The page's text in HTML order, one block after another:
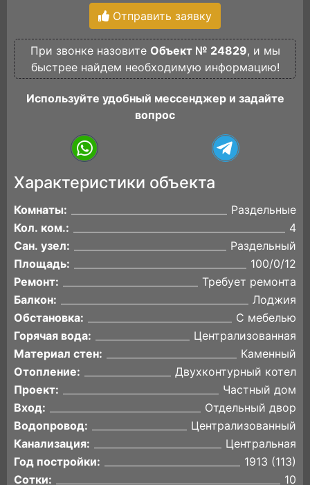
Отправить заявку
При звонке назовите Объект № 24829, и мы
быстрее найдем необходимую информацию!
Используйте удобный мессенджер и задайте
вопрос
Характеристики объекта
Комнаты:
Раздельные
Кол. ком.:
4
Сан. узел:
Раздельный
Площадь:
100/0/12
Ремонт:
Требует ремонта
Балкон:
Лоджия
Обстановка:
С мебелью
Горячая вода:
Централизованная
Материал стен:
Каменный
Отопление:
Двухконтурный котел
Проект:
Частный дом
Вход:
Отдельный двор
Водопровод:
Централизованный
Канализация:
Центральная
Год постройки:
1913 (113)
Сотки:
10